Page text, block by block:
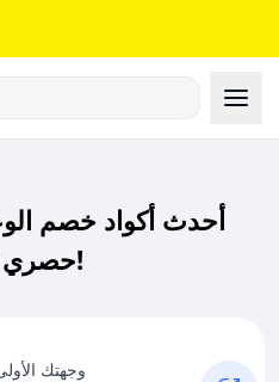
أحدث أكواد خصم
حصري لـ الوعل للرحلات الآن!
وجهتك